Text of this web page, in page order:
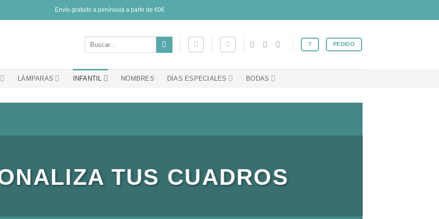
Envío gratuito a península a partir de 60€
? PEDIDO
LÁMPARAS INFANTIL NOMBRES DÍAS ESPECIALES BODAS
TUS CUADROS